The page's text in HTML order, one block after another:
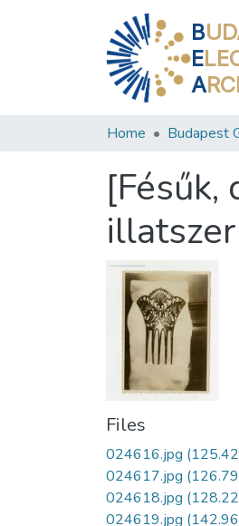
B
E
A
Home Budapest
Files
024616.jpg
024617.jpg
024618.jpg
024619.jpg